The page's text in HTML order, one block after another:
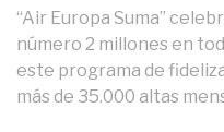
“Air Europa Suma”
número 2 millones en
este programa de
más de 35.000 altas